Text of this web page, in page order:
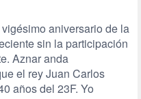
aniversario de la
sin la participación
Aznar anda
el rey Juan Carlos
años del 23F. Yo